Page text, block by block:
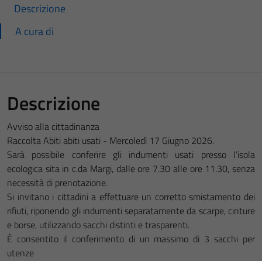
Descrizione
A cura di
Descrizione
Avviso alla cittadinanza
Raccolta Abiti abiti usati - Mercoledì 17 Giugno 2026.
Sarà possibile conferire gli indumenti usati presso l’isola
ecologica sita in c.da Margi, dalle ore 7.30 alle ore 11.30, senza
necessità di prenotazione.
Si invitano i cittadini a effettuare un corretto smistamento dei
rifiuti, riponendo gli indumenti separatamente da scarpe, cinture
e borse, utilizzando sacchi distinti e trasparenti.
È consentito il conferimento di un massimo di 3 sacchi per
utenze